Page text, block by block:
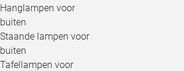
Hanglampen voor
buiten
Staande lampen voor
buiten
Tafellampen voor